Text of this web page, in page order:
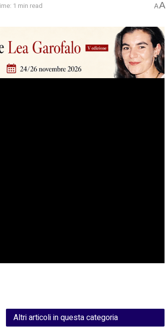
1 min read AA
Altri articoli in questa categoria